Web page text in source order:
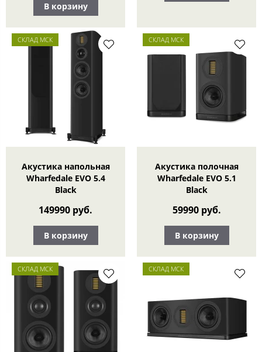
В корзину
СКЛАД МСК
Акустика напольная
Wharfedale EVO 5.4
Black
149990 руб.
В корзину
СКЛАД МСК
Акустика полочная
Wharfedale EVO 5.1
Black
59990 руб.
В корзину
СКЛАД МСК СКЛАД МСК